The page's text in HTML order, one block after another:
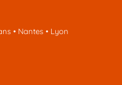
• Nantes• Lyon